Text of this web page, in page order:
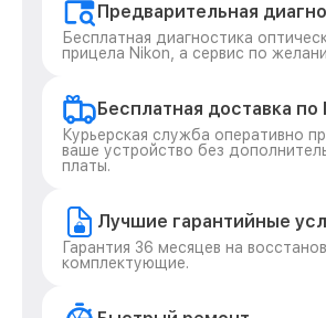
Предварительная
Бесплатная диагностика
прицела Nikon, а сервис по
Бесплатная доставка по
Курьерская служба оперативно
ваше устройство без
платы.
Лучшие гарантийные
Гарантия 36 месяцев на
комплектующие.